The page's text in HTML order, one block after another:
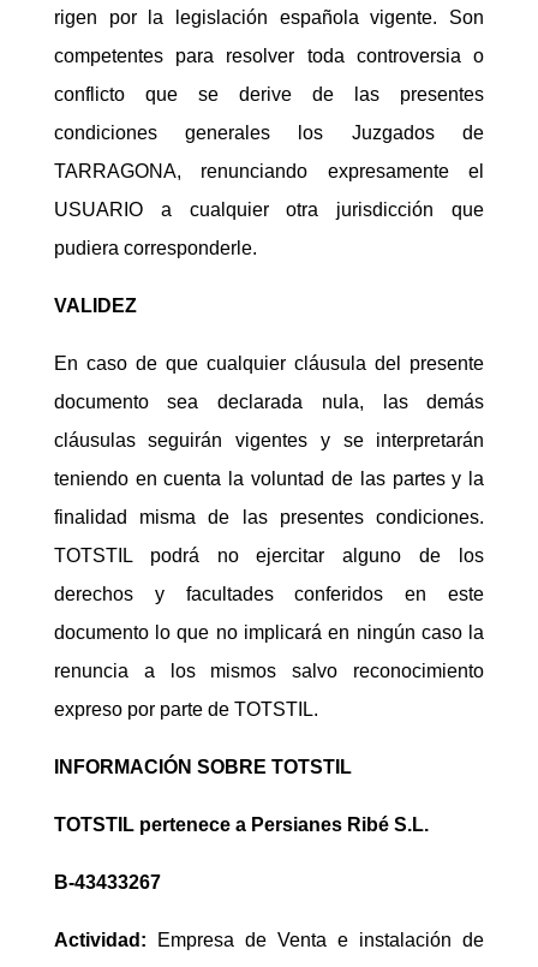
rigen por la legislación española vigente. Son
competentes para resolver toda controversia o
conflicto que se derive de las presentes
condiciones generales los Juzgados de
TARRAGONA, renunciando expresamente el
USUARIO a cualquier otra jurisdicción que
pudiera corresponderle.
VALIDEZ
En caso de que cualquier cláusula del presente
documento sea declarada nula, las demás
cláusulas seguirán vigentes y se interpretarán
teniendo en cuenta la voluntad de las partes y la
finalidad misma de las presentes condiciones.
TOTSTIL podrá no ejercitar alguno de los
derechos y facultades conferidos en este
documento lo que no implicará en ningún caso la
renuncia a los mismos salvo reconocimiento
expreso por parte de TOTSTIL.
INFORMACIÓN SOBRE TOTSTIL
TOTSTIL pertenece a Persianes Ribé S.L.
B-43433267
Actividad: Empresa de Venta e instalación de